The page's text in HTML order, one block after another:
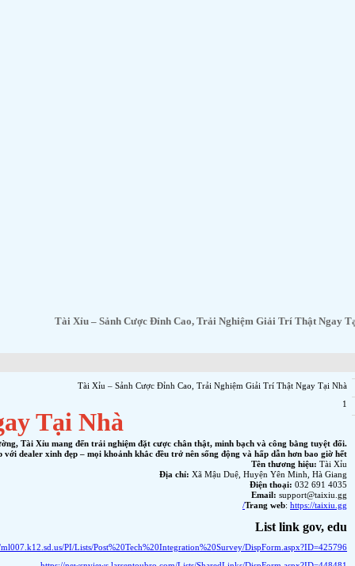
Xỉu – Sảnh Cược Đỉnh Cao,
thích cảm giác hồi hộp, kịch tính và cơ hội thắng lớn chỉ trong vài giây. Với nền tảng